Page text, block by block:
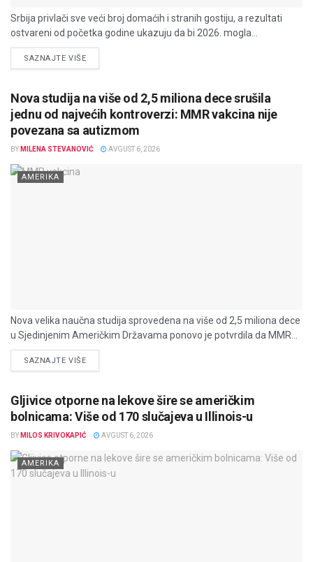
Srbija privlači sve veći broj domaćih i stranih gostiju, a rezultati
ostvareni od početka godine ukazuju da bi 2026. mogla...
SAZNAJTE VIŠEDETAILS
Nova studija na više od 2,5 miliona dece srušila
jednu od najvećih kontroverzi: MMR vakcina nije
povezana sa autizmom
BY MILENA STEVANOVIĆ AVGUST 6, 2026
AMERIKA
Nova velika naučna studija sprovedena na više od 2,5 miliona dece
u Sjedinjenim Američkim Državama ponovo je potvrdila da MMR...
SAZNAJTE VIŠEDETAILS
Gljivice otporne na lekove šire se američkim
bolnicama: Više od 170 slučajeva u Illinois-u
BY MILOS KRIVOKAPIĆ AVGUST 6, 2026
AMERIKA